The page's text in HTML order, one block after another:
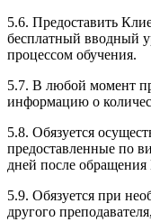
5.6. Предоставить
бесплатный вводный
процессом обучения.
5.7. В любой момент
информацию о
5.8. Обязуется
предоставленные по
дней после обращения
5.9. Обязуется при
другого